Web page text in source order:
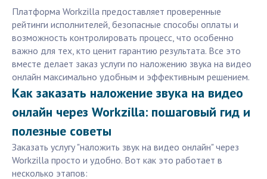
Платформа Workzilla предоставляет проверенные
рейтинги исполнителей, безопасные способы оплаты и
возможность контролировать процесс, что особенно
важно для тех, кто ценит гарантию результата. Все это
вместе делает заказ услуги по наложению звука на видео
онлайн максимально удобным и эффективным решением.
Как заказать наложение звука на видео
онлайн через Workzilla: пошаговый гид и
полезные советы
Заказать услугу "наложить звук на видео онлайн" через
Workzilla просто и удобно. Вот как это работает в
несколько этапов: